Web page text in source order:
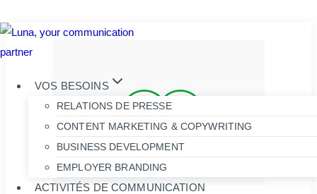
Aller
au
VOS BESOINS
RELATIONS DE PRESSE
CONTENT MARKETING & COPYWRITING
BUSINESS DEVELOPMENT
EMPLOYER BRANDING
ACTIVITÉS DE COMMUNICATION